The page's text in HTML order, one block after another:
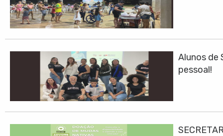
Alunos de
pessoal!